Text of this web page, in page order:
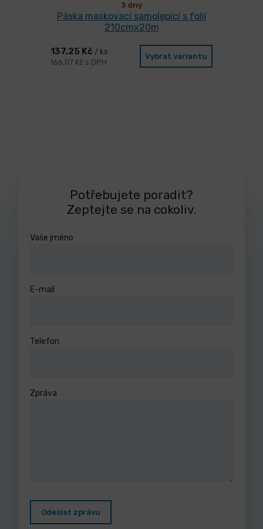
3 dny
Páska maskovací samolepící s folií
210cmx20m
137,25 Kč / ks
166,07 Kč s DPH
Vybrat variantu
Potřebujete poradit?
Zeptejte se na cokoliv.
Vaše jméno
E-mail
Telefon
Zpráva
Odeslat zprávu